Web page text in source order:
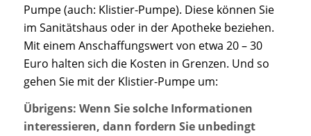
Pumpe (auch: Klistier-Pumpe). Diese können Sie
im Sanitätshaus oder in der Apotheke beziehen.
Mit einem Anschaffungswert von etwa 20 – 30
Euro halten sich die Kosten in Grenzen. Und so
gehen Sie mit der Klistier-Pumpe um:
Übrigens: Wenn Sie solche Informationen
interessieren, dann fordern Sie unbedingt